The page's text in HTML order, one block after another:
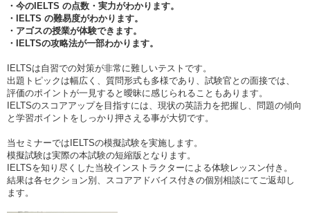
・今のIELTS の点数・実力がわかります。
・IELTS の難易度がわかります。
・アゴスの授業が体験できます。
・IELTSの攻略法が一部わかります。
IELTSは自習での対策が非常に難しいテストです。
出題トピックは幅広く、質問形式も多様であり、試験官との面接では、
評価のポイントが一見すると曖昧に感じられることもあります。
IELTSのスコアアップを目指すには、現状の英語力を把握し、問題の傾向
と学習ポイントをしっかり押さえる事が大切です。
当セミナーではIELTSの模擬試験を実施します。
模擬試験は実際の本試験の短縮版となります。
IELTSを知り尽くした当校インストラクターによる体験レッスン付き。
結果は各セクション別、スコアアドバイス付きの個別相談にてご返却し
ます。